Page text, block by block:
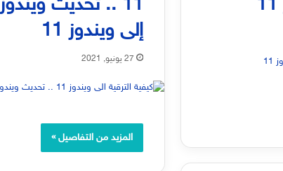
إلى ويندوز 11
27 يونيو, 2021
المزيد من التفاصيل »